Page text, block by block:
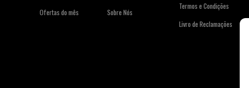
Ofertas do mês
Sobre Nós
Termos e Condições
Livro de Reclamações